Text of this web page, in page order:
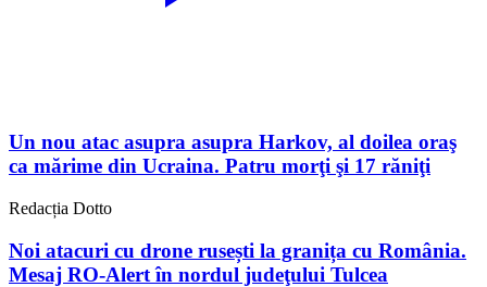
Un nou atac asupra asupra Harkov, al doilea oraş
ca mărime din Ucraina. Patru morţi şi 17 răniţi
Redacția Dotto
Noi atacuri cu drone rusești la granița cu România.
Mesaj RO-Alert în nordul judeţului Tulcea